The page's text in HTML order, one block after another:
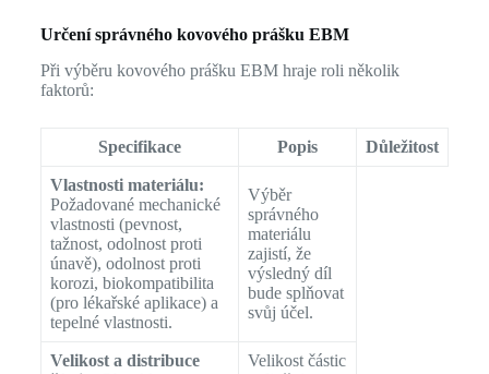
Určení správného kovového prášku EBM
Při výběru kovového prášku EBM hraje roli několik
faktorů:
Specifikace Popis Důležitost
Vlastnosti materiálu:
Požadované mechanické
vlastnosti (pevnost,
tažnost, odolnost proti
únavě), odolnost proti
korozi, biokompatibilita
(pro lékařské aplikace) a
tepelné vlastnosti.
Výběr
správného
materiálu
zajistí, že
výsledný díl
bude splňovat
svůj účel.
Velikost a distribuce
Velikost částic